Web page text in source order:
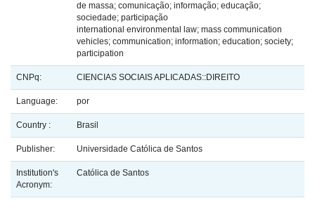
de massa; comunicação; informação; educação;
sociedade; participação
international environmental law; mass communication
vehicles; communication; information; education; society;
participation
CNPq: CIENCIAS SOCIAIS APLICADAS::DIREITO
Language: por
Country : Brasil
Publisher: Universidade Católica de Santos
Institution's
Acronym:
Católica de Santos